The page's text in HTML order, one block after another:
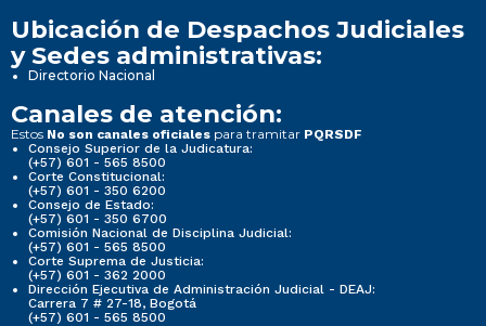
Ubicación de Despachos Judiciales
y Sedes administrativas:
Directorio Nacional
Canales de atención:
Estos No son canales oficiales para tramitar PQRSDF
Consejo Superior de la Judicatura:
(+57) 601 - 565 8500
Corte Constitucional:
(+57) 601 - 350 6200
Consejo de Estado:
(+57) 601 - 350 6700
Comisión Nacional de Disciplina Judicial:
(+57) 601 - 565 8500
Corte Suprema de Justicia:
(+57) 601 - 362 2000
Dirección Ejecutiva de Administración Judicial - DEAJ:
Carrera 7 # 27-18, Bogotá
(+57) 601 - 565 8500